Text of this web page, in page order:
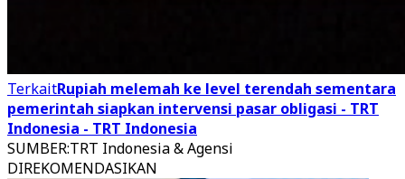
TerkaitRupiah melemah ke level terendah sementara
pemerintah siapkan intervensi pasar obligasi - TRT
Indonesia - TRT Indonesia
SUMBER:TRT Indonesia & Agensi
DIREKOMENDASIKAN